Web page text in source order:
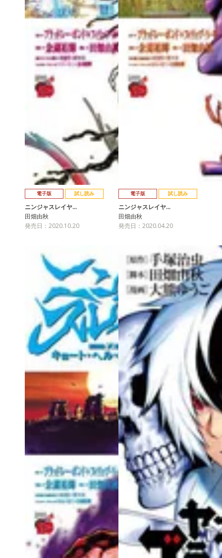
電子版 試し読み
ニンジャスレイヤ…
田畑由秋
発売日：2020.10.20
電子版 試し読み
ニンジャスレイヤ…
田畑由秋
発売日：2020.04.20